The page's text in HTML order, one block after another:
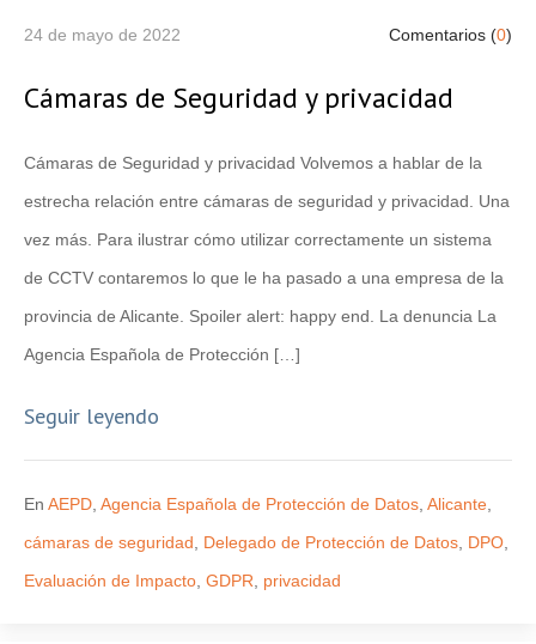
24 de mayo de 2022 Comentarios (0)
Cámaras de Seguridad y privacidad
Cámaras de Seguridad y privacidad Volvemos a hablar de la
estrecha relación entre cámaras de seguridad y privacidad. Una
vez más. Para ilustrar cómo utilizar correctamente un sistema
de CCTV contaremos lo que le ha pasado a una empresa de la
provincia de Alicante. Spoiler alert: happy end. La denuncia La
Agencia Española de Protección […]
Seguir leyendo
En AEPD Agencia Española de Protección de Datos Alicante
cámaras de seguridad
Delegado de Protección de Datos DPO
Evaluación de Impacto GDPR privacidad